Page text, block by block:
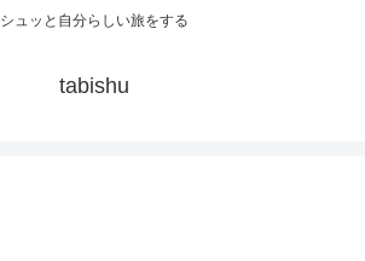
シュッと自分らしい旅をする
tabishu